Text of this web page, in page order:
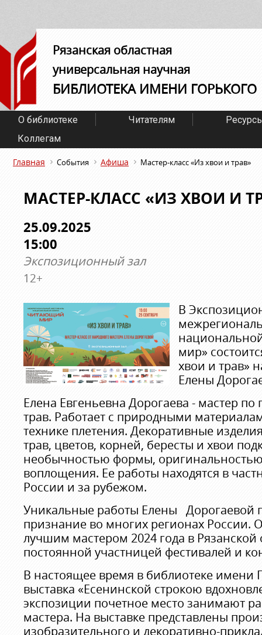
Рязанская областная
универсальная научная
БИБЛИОТЕКА ИМЕНИ ГОРЬКОГО
О библиотеке Читателям
Коллегам
Главная События Афиша Мастер-класс «Из хвои и трав»
МАСТЕР-КЛАСС «ИЗ ХВОИ И
25.09.2025
15:00
Экспозиционный зал
12+
В
мир»
хвои и трав»
Елены
Елена Евгеньевна Дорогаева - мастер
трав. Работает с природными
технике плетения. Декоративные
трав, цветов, корней, бересты и хвои
необычностью формы,
воплощения. Ее работы находятся в
России и за рубежом.
Уникальные работы Елены Дорогаевой
признание во многих регионах России.
лучшим мастером 2024 года в Рязанской
постоянной участницей фестивалей и
В настоящее время в библиотеке имени
выставка «Есенинской строкою
экспозиции почетное место занимают
мастера. На выставке представлены
изобразительного и декоративно-